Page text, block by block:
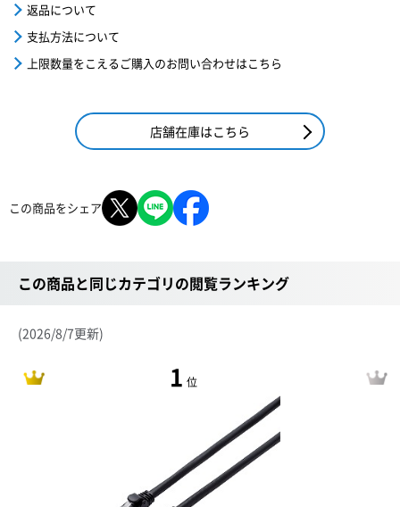
返品について
支払方法について
上限数量をこえるご購入のお問い合わせはこちら
店舗在庫はこちら
この商品をシェア
この商品と同じカテゴリの閲覧ランキング
(2026/8/7更新)
1 位